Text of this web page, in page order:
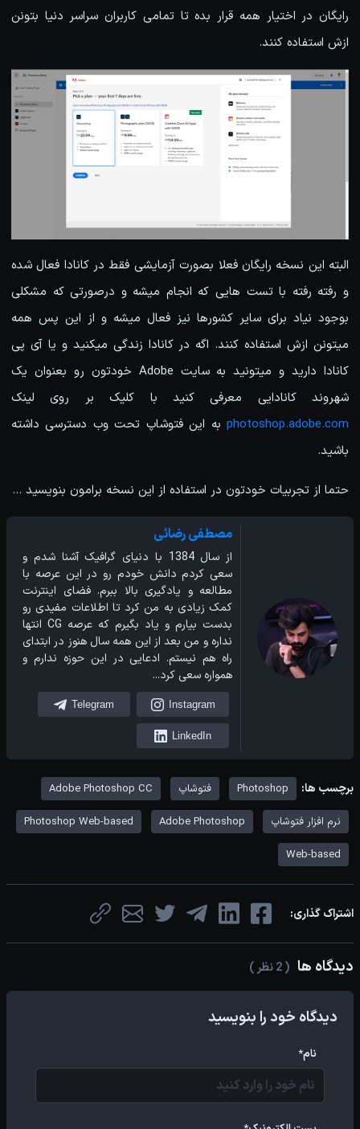
رایگان در اختیار همه قرار بده تا تمامی کاربران سراسر دنیا بتونن
ازش استفاده کنند.
البته این نسخه رایگان فعلا بصورت آزمایشی فقط در کانادا فعال شده
و رفته رفته با تست هایی که انجام میشه و درصورتی که مشکلی
بوجود نیاد برای سایر کشورها نیز فعال میشه و از این پس همه
میتونن ازش استفاده کنند. اگه در کانادا زندگی میکنید و یا آی پی
کانادا دارید و میتونید به سایت Adobe خودتون رو بعنوان یک
شهروند کانادایی معرفی کنید با کلیک بر روی لینک
photoshop.adobe.com به این فتوشاپ تحت وب دسترسی داشته
باشید.
حتما از تجربیات خودتون در استفاده از این نسخه برامون بنویسید ...
مصطفی رضائی
از سال 1384 با دنیای گرافیک آشنا شدم و
سعی کردم دانش خودم رو در این عرصه با
مطالعه و یادگیری بالا ببرم. فضای اینترنت
کمک زیادی به من کرد تا اطلاعات مفیدی رو
بدست بیارم و یاد بگیرم که عرصه CG انتها
نداره و من بعد از این همه سال هنوز در ابتدای
راه هم نیستم. ادعایی در این حوزه ندارم و
همواره سعی کرد...
Instagram
Telegram
LinkedIn
برچسب ها: Photoshop فتوشاپ Adobe Photoshop CC
نرم افزار فتوشاپ Adobe Photoshop
Photoshop Web-based
Web-based
اشتراک گذاری:
دیدگاه ها ( 2 نظر )
دیدگاه خود را بنویسید
نام*